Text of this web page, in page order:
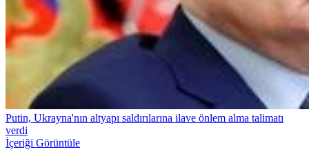
Putin, Ukrayna'nın altyapı saldırılarına ilave önlem alma talimatı
verdi
İçeriği Görüntüle